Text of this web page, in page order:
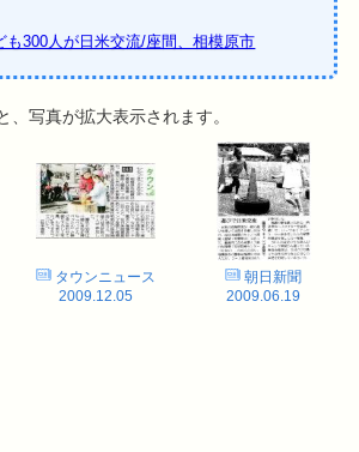
も300人が日米交流/座間、相模原市
、写真が拡大表示されます。
タウンニュース
2009.12.05
朝日新聞
2009.06.19